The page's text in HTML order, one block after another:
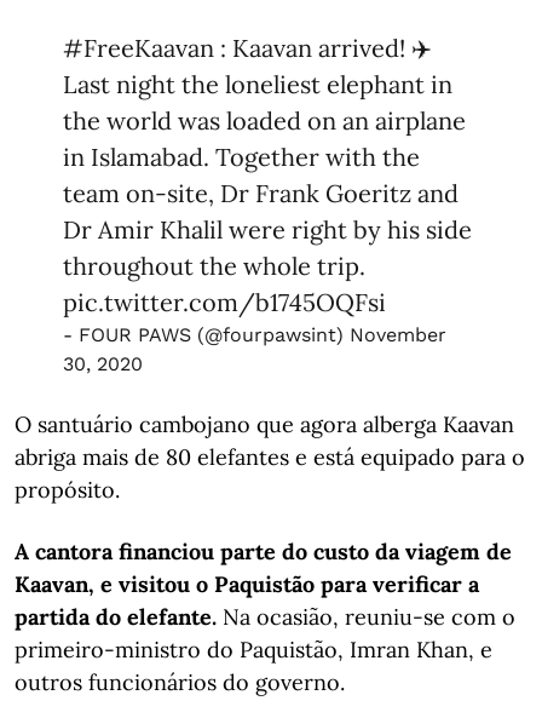
#FreeKaavan : Kaavan arrived! ✈️
Last night the loneliest elephant in
the world was loaded on an airplane
in Islamabad. Together with the
team on-site, Dr Frank Goeritz and
Dr Amir Khalil were right by his side
throughout the whole trip.
pic.twitter.com/b1745OQFsi
- FOUR PAWS (@fourpawsint) November
30, 2020
O santuário cambojano que agora alberga Kaavan
abriga mais de 80 elefantes e está equipado para o
propósito.
A cantora financiou parte do custo da viagem de
Kaavan, e visitou o Paquistão para verificar a
partida do elefante. Na ocasião, reuniu-se com o
primeiro-ministro do Paquistão, Imran Khan, e
outros funcionários do governo.